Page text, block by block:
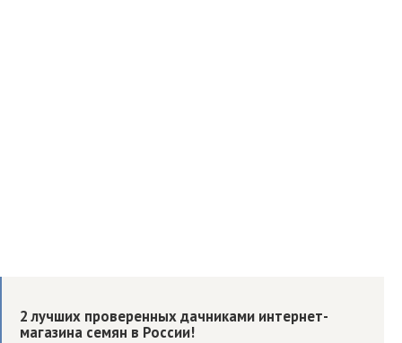
2 лучших проверенных дачниками интернет-
магазина семян в России!